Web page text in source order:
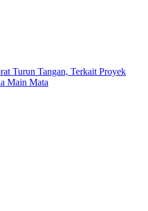
Turun Tangan, Terkait Proyek
Main Mata